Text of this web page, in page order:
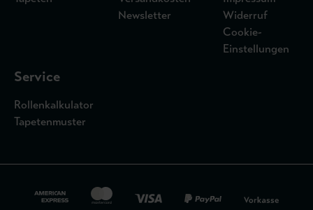
Newsletter
Widerruf
Cookie-
Einstellungen
Service
Rollenkalkulator
Tapetenmuster